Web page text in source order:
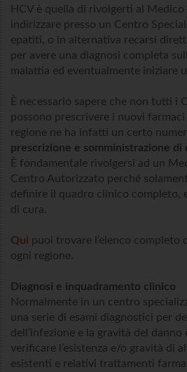
HCV è quella di rivolgerti al Medico
indirizzare presso un Centro
epatiti, o in alternativa recarsi
per avere una diagnosi completa
malattia ed eventualmente iniziare
È necessario sapere che non tutti i
possono prescrivere i nuovi farmaci
regione ne ha infatti un certo
prescrizione e somministrazione di
È fondamentale rivolgersi ad un
Centro Autorizzato perché
definire il quadro clinico completo,
di cura.
Qui puoi trovare l’elenco completo
ogni regione.
Diagnosi e inquadramento clinico
Normalmente in un centro
una serie di esami diagnostici per
dell’infezione e la gravità del danno
verificare l’esistenza e/o gravità di
esistenti e relativi trattamenti